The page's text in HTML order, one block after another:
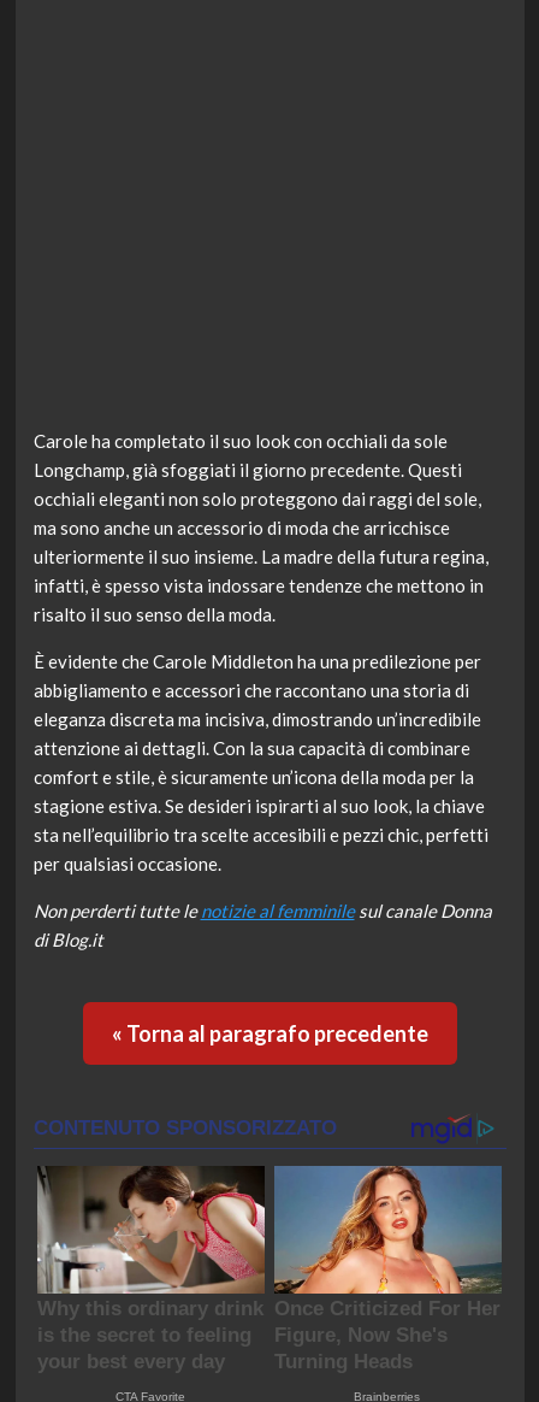
Carole ha completato il suo look con occhiali da sole
Longchamp, già sfoggiati il giorno precedente. Questi
occhiali eleganti non solo proteggono dai raggi del sole,
ma sono anche un accessorio di moda che arricchisce
ulteriormente il suo insieme. La madre della futura regina,
infatti, è spesso vista indossare tendenze che mettono in
risalto il suo senso della moda.
È evidente che Carole Middleton ha una predilezione per
abbigliamento e accessori che raccontano una storia di
eleganza discreta ma incisiva, dimostrando un’incredibile
attenzione ai dettagli. Con la sua capacità di combinare
comfort e stile, è sicuramente un’icona della moda per la
stagione estiva. Se desideri ispirarti al suo look, la chiave
sta nell’equilibrio tra scelte accesibili e pezzi chic, perfetti
per qualsiasi occasione.
Non perderti tutte lenotizie al femminilesul canale Donna
di Blog.it
« Torna al paragrafo precedente